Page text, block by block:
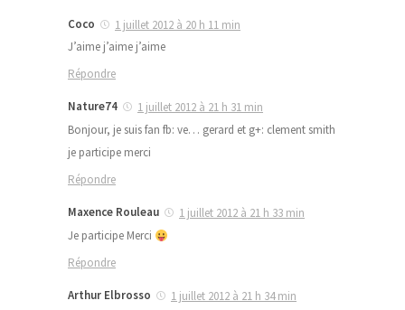
Coco
1 juillet 2012 à 20 h 11 min
J’aime j’aime j’aime
Répondre
Nature74
1 juillet 2012 à 21 h 31 min
Bonjour, je suis fan fb: ve… gerard et g+: clement smith
je participe merci
Répondre
Maxence Rouleau
1 juillet 2012 à 21 h 33 min
Je participe Merci
Répondre
Arthur Elbrosso
1 juillet 2012 à 21 h 34 min